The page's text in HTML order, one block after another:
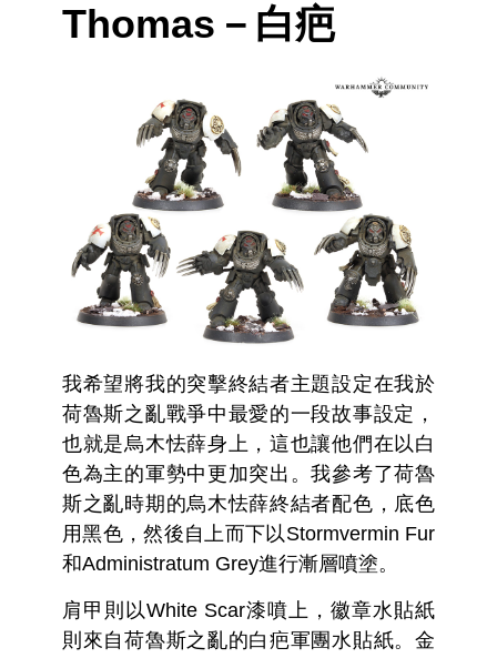
Thomas－白疤
我希望將我的突擊終結者主題設定在我於
荷魯斯之亂戰爭中最愛的一段故事設定，
也就是烏木怯薛身上，這也讓他們在以白
色為主的軍勢中更加突出。我參考了荷魯
斯之亂時期的烏木怯薛終結者配色，底色
用黑色，然後自上而下以Stormvermin Fur
和Administratum Grey進行漸層噴塗。
肩甲則以White Scar漆噴上，徽章水貼紙
則來自荷魯斯之亂的白疤軍團水貼紙。金